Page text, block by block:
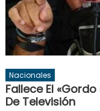
Nacionales
Fallece El
De Televisión